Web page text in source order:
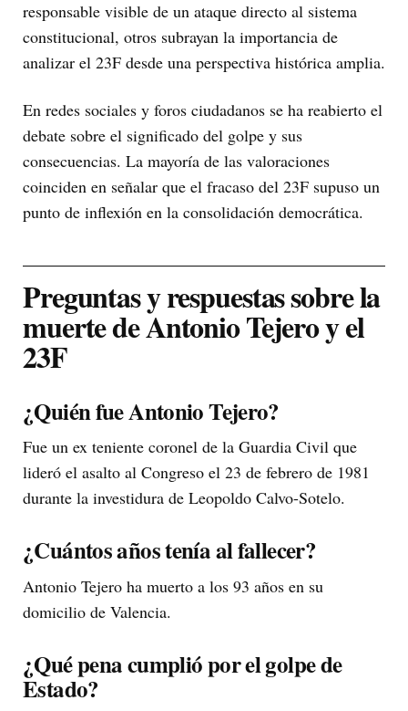
responsable visible de un ataque directo al sistema
constitucional, otros subrayan la importancia de
analizar el 23F desde una perspectiva histórica amplia.
En redes sociales y foros ciudadanos se ha reabierto el
debate sobre el significado del golpe y sus
consecuencias. La mayoría de las valoraciones
coinciden en señalar que el fracaso del 23F supuso un
punto de inflexión en la consolidación democrática.
Preguntas y respuestas sobre la
muerte de Antonio Tejero y el
23F
¿Quién fue Antonio Tejero?
Fue un ex teniente coronel de la Guardia Civil que
lideró el asalto al Congreso el 23 de febrero de 1981
durante la investidura de Leopoldo Calvo-Sotelo.
¿Cuántos años tenía al fallecer?
Antonio Tejero ha muerto a los 93 años en su
domicilio de Valencia.
¿Qué pena cumplió por el golpe de
Estado?